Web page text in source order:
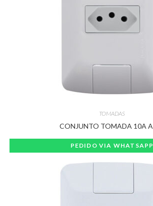
TOMADAS
CONJUNTO TOMADA 10A
PEDIDO VIA WHATSAPP